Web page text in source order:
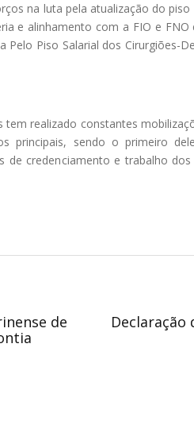
na luta pela atualização do
e alinhamento com a FIO e
Piso Salarial dos
realizado constantes
principais, sendo o primeiro
credenciamento e trabalho
de